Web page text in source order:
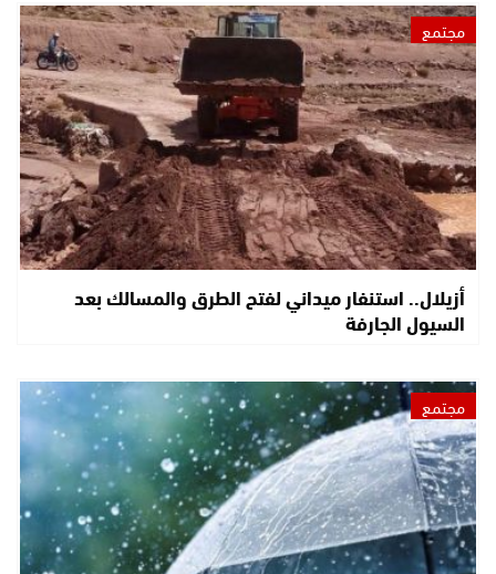
مجتمع
أزيلال.. استنفار ميداني لفتح الطرق والمسالك بعد
السيول الجارفة
مجتمع